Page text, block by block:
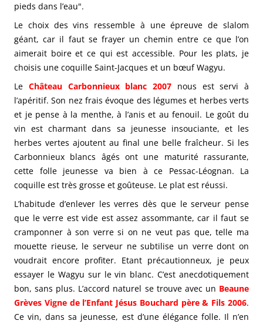
pieds dans l’eau".
Le choix des vins ressemble à une épreuve de slalom
géant, car il faut se frayer un chemin entre ce que l’on
aimerait boire et ce qui est accessible. Pour les plats, je
choisis une coquille Saint-Jacques et un bœuf Wagyu.
Le Château Carbonnieux blanc 2007 nous est servi à
l’apéritif.Son nez frais évoque des légumes et herbes verts
et je pense à la menthe, à l’anis et au fenouil. Le goût du
vin est charmant dans sa jeunesse insouciante, et les
herbes vertes ajoutent au final une belle fraîcheur. Si les
Carbonnieux blancs âgés ont une maturité rassurante,
cette folle jeunesse va bien à ce Pessac-Léognan. La
coquille est très grosse et goûteuse. Le plat est réussi.
L’habitude d’enlever les verres dès que le serveur pense
que le verre est vide est assez assommante, car il faut se
cramponner à son verre si on ne veut pas que, telle ma
mouette rieuse, le serveur ne subtilise un verre dont on
voudrait encore profiter. Etant précautionneux, je peux
essayer le Wagyu sur le vin blanc. C’est anecdotiquement
bon, sans plus. L’accord naturel se trouve avec un Beaune
Grèves Vigne de l’Enfant Jésus Bouchard père & Fils 2006.
Ce vin, dans sa jeunesse, est d’une élégance folle. Il n’en